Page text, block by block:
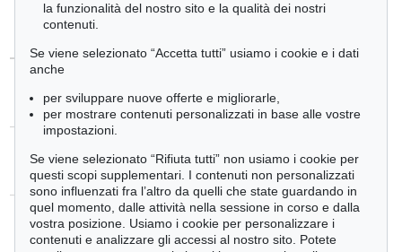
Ulteriori informazioni
ricerca per prezzo
+record d´aste
+esperti
la funzionalità del nostro sito e la qualità dei nostri
contenuti.
Se viene selezionato “Accetta tutti” usiamo i cookie e i dati
anche
per sviluppare nuove offerte e migliorarle,
per mostrare contenuti personalizzati in base alle vostre
impostazioni.
Se viene selezionato “Rifiuta tutti” non usiamo i cookie per
questi scopi supplementari. I contenuti non personalizzati
sono influenzati fra l’altro da quelli che state guardando in
quel momento, dalle attività nella sessione in corso e dalla
vostra posizione. Usiamo i cookie per personalizzare i
contenuti e analizzare gli accessi al nostro sito. Potete